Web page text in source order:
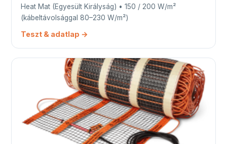
Heat Mat (Egyesült Királyság) • 150 / 200 W/m²
(kábeltávolsággal 80–230 W/m²)
Teszt & adatlap →